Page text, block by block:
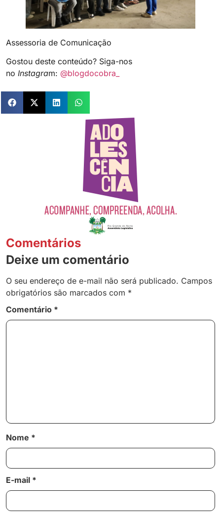
Assessoria de Comunicação
Gostou deste conteúdo? Siga-nos
no Instagram: @blogdocobra_
Comentários
Deixe um comentário
O seu endereço de e-mail não será publicado. Campos
obrigatórios são marcados com *
Comentário *
Nome *
E-mail *